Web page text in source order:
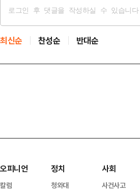
최신순 찬성순 반대순
오피니언
칼럼
정치
청와대
사회
사건사고